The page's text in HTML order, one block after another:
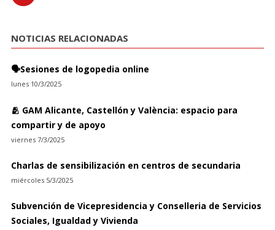
NOTICIAS RELACIONADAS
🗣️Sesiones de logopedia online
lunes 10/3/2025
🫂 GAM Alicante, Castellón y València: espacio para
compartir y de apoyo
viernes 7/3/2025
Charlas de sensibilización en centros de secundaria
miércoles 5/3/2025
Subvención de Vicepresidencia y Conselleria de Servicios
Sociales, Igualdad y Vivienda